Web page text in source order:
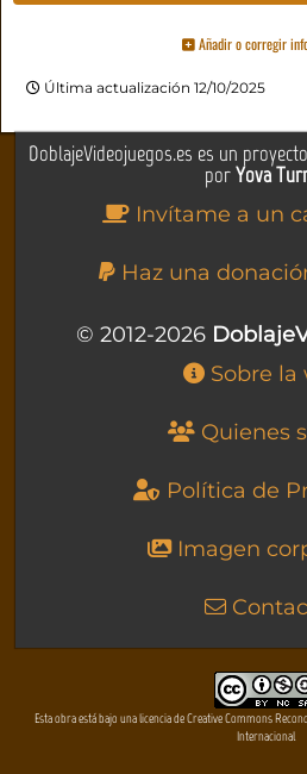
Añadir o corregir
Última actualización 12/10/2025
DoblajeVideojuegos.es es un
porYova
Invítame a un
Haz una
© 2012-2026
Sobre la
Quienes
Política de
Imagen
Esta obra está bajo una licencia de Creative Commons
Internacional